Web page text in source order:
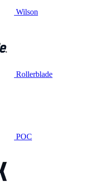
Wilson
Rollerblade
POC